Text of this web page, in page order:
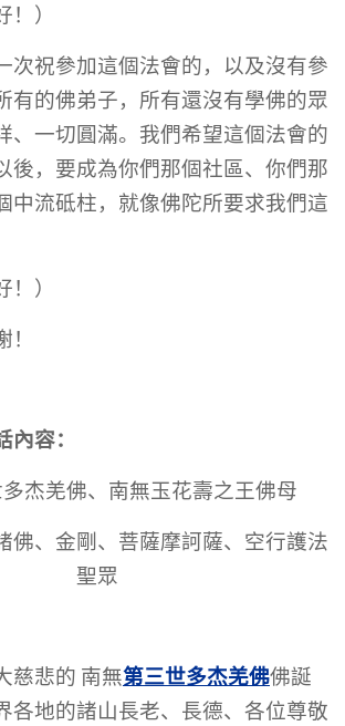
！）
次祝參加這個法會的，以及沒有參
有的佛弟子，所有還沒有學佛的眾
、一切圓滿。我們希望這個法會的
後，要成為你們那個社區、你們那
中流砥柱，就像佛陀所要求我們這
！）
容：
杰羌佛、南無玉花壽之王佛母
佛、金剛、菩薩摩訶薩、空行護法
聖眾
慈悲的 南無第三世多杰羌佛佛誕
各地的諸山長老、長德、各位尊敬